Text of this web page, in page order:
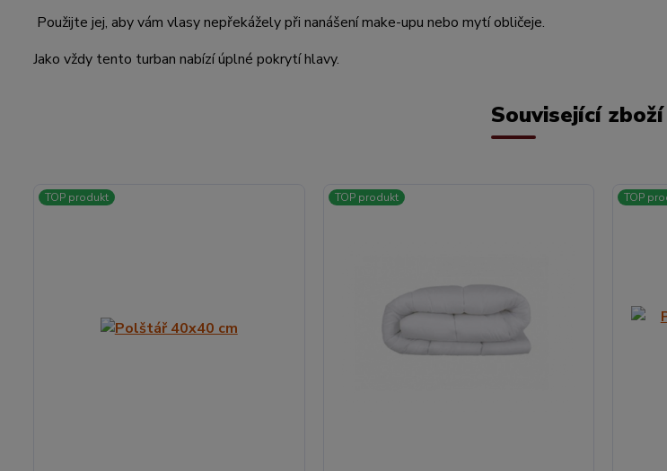
Použijte jej, aby vám vlasy nepřekážely při nanášení make-upu nebo mytí obličeje.
Jako vždy tento turban nabízí úplné pokrytí hlavy.
Související zboží
TOP produkt TOP produkt TOP